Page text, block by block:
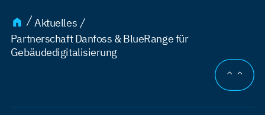
Aktuelles
Partnerschaft Danfoss & BlueRange für
Gebäudedigitalisierung
AN